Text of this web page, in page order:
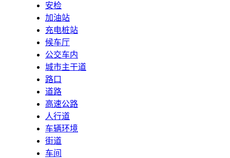
安检
加油站
充电桩站
候车厅
公交车内
城市主干道
路口
道路
高速公路
人行道
车辆环境
街道
车间